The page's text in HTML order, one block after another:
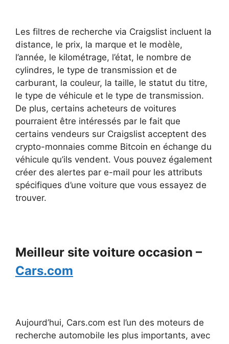
Les filtres de recherche via Craigslist incluent la
distance, le prix, la marque et le modèle,
l’année, le kilométrage, l’état, le nombre de
cylindres, le type de transmission et de
carburant, la couleur, la taille, le statut du titre,
le type de véhicule et le type de transmission.
De plus, certains acheteurs de voitures
pourraient être intéressés par le fait que
certains vendeurs sur Craigslist acceptent des
crypto-monnaies comme Bitcoin en échange du
véhicule qu’ils vendent. Vous pouvez également
créer des alertes par e-mail pour les attributs
spécifiques d’une voiture que vous essayez de
trouver.
Meilleur site voiture occasion –
Cars.com
Aujourd’hui, Cars.com est l’un des moteurs de
recherche automobile les plus importants, avec